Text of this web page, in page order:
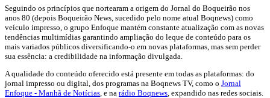
Seguindo os princípios que nortearam a origem do Jornal do Boqueirão nos
anos 80 (depois Boqueirão News, sucedido pelo nome atual Boqnews) como
veículo impresso, o grupo Enfoque mantém constante atualização com as novas
tendências multimídias garantindo ampliação do leque de conteúdo para os
mais variados públicos diversificando-o em novas plataformas, mas sem perder
sua essência: a credibilidade na informação divulgada.
A qualidade do conteúdo oferecido está presente em todas as plataformas: do
jornal impresso ou digital, dos programas na Boqnews TV, como o Jornal
Enfoque - Manhã de Notícias , e na rádio Boqnews , expandido nas redes sociais.